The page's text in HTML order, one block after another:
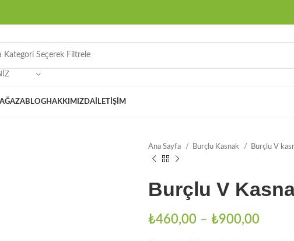
BLOGHAKKIMIZDA İLETIŞIM
Ana Sayfa Burçlu Kasnak Burçlu V
Burçlu V
₺460,00 – ₺900,00